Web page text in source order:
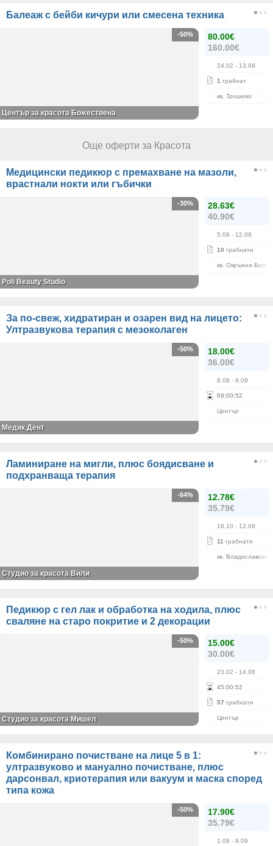
Балеаж с бейби кичури или смесена техника
80.00€
160.00€
24.02 - 13.09
1 грабнат
кв. Трошево
-50%
Център за красота Божествена
Още оферти за Красота
Медицински педикюр с премахване на мазоли,
врастнали нокти или гъбички
28.63€
40.90€
5.08 - 12.09
10 грабнати
кв. Окръжна
-30%
Poli Beauty Studio
За по-свеж, хидратиран и озарен вид на лицето:
Ултразвукова терапия с мезоколаген
18.00€
36.00€
8.08 - 8.09
69:00:52
Център
-50%
Медик Дент
Ламиниране на мигли, плюс боядисване и
подхранваща терапия
12.78€
35.79€
16.10 - 12.09
11 грабнати
кв. Владиславово
-64%
Студио за красота Вили
Педикюр с гел лак и обработка на ходила, плюс
сваляне на старо покритие и 2 декорации
15.00€
30.00€
23.02 - 14.08
45:00:52
57 грабнати
Център
-50%
Студио за красота Мишел
Комбинирано почистване на лице 5 в 1:
ултразвуково и мануално почистване, плюс
дарсонвал, криотерапия или вакуум и маска според
типа кожа
17.90€
35.79€
1.08 - 9.09
-50%